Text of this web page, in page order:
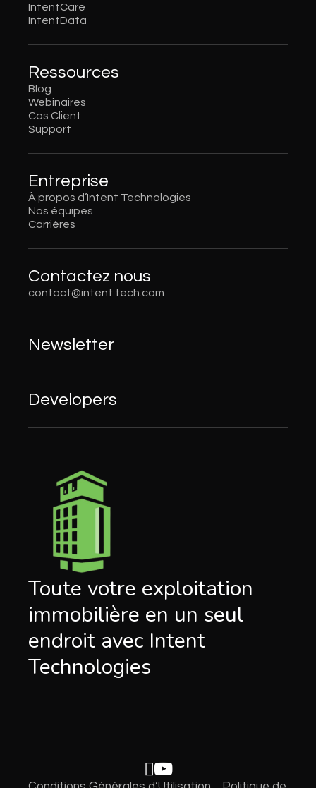
IntentCare
IntentData
Ressources
Blog
Webinaires
Cas Client
Support
Entreprise
À propos d’Intent Technologies
Nos équipes
Carrières
Contactez nous
contact@intent.tech.com
Newsletter
Developers
Toute votre exploitation
immobilière en un seul
endroit avec Intent
Technologies